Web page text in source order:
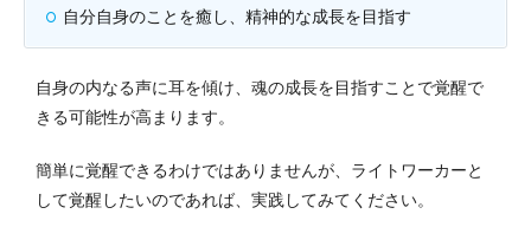
自分自身のことを癒し、精神的な成長を目指す
自身の内なる声に耳を傾け、魂の成長を目指すことで覚醒で
きる可能性が高まります。
簡単に覚醒できるわけではありませんが、ライトワーカーと
して覚醒したいのであれば、実践してみてください。